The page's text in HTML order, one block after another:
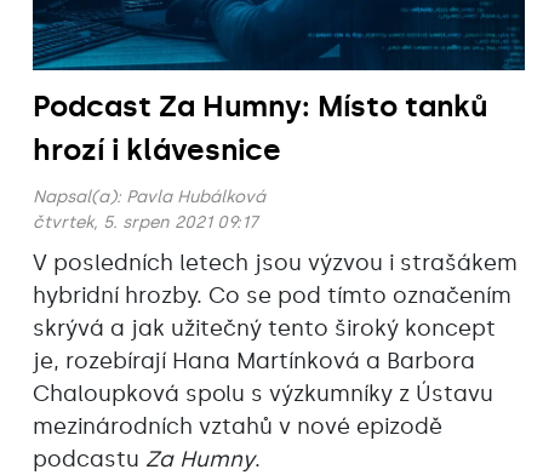
Podcast Za Humny: Místo tanků
hrozí i klávesnice
Napsal(a): Pavla Hubálková
čtvrtek, 5. srpen 2021 09:17
V posledních letech jsou výzvou i strašákem
hybridní hrozby. Co se pod tímto označením
skrývá a jak užitečný tento široký koncept
je, rozebírají Hana Martínková a Barbora
Chaloupková spolu s výzkumníky z Ústavu
mezinárodních vztahů v nové epizodě
podcastu Za Humny.